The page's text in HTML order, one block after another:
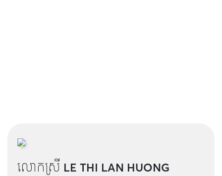
លោកស្រី LE THI LAN HUONG